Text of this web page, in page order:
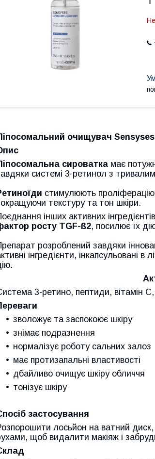
очищувач
сироватка має
системі 3-ретинол з
стимулюють
текстуру та тон шкіри.
інших активних
росту TGF-ß2, посилює їх
розроблений завдяки
інгредієнти, інкапсульовані
3-ретино, пептиди, вітамін
зволожує та заспокоює шкіру
знімає подразнення
нормалізує роботу сальних залоз
має протизапальні властивості
дбайливо очищує шкіру обличчя
тонізує шкіру
застосування
лосьйон на ватний
щоб видалити макіяж і